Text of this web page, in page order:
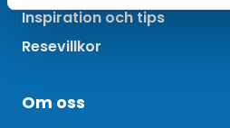
Inspiration och tips
Resevillkor
Om oss